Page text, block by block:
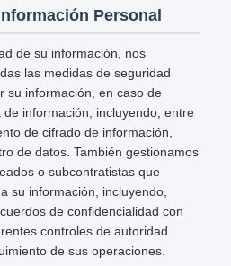
Personal
de su información, nos
las medidas de seguridad
su información, en caso de
información, incluyendo, entre
de cifrado de información,
de datos. También gestionamos
o subcontratistas que
su información, incluyendo,
de confidencialidad con
controles de autoridad
de sus operaciones.